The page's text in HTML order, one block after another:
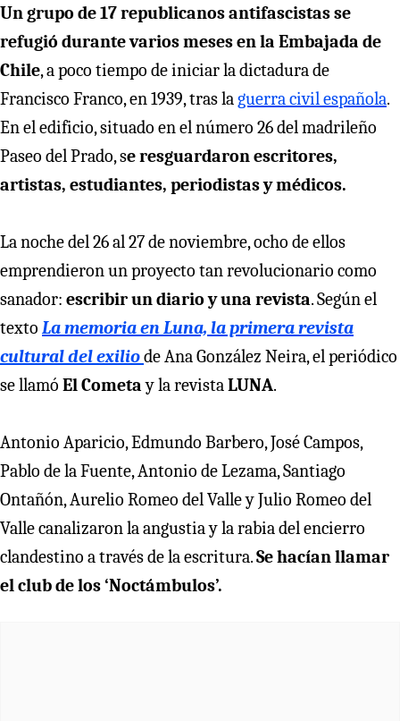
Un grupo de 17 republicanos antifascistas se
refugió durante varios meses en la Embajada de
Chile, a poco tiempo de iniciar la dictadura de
Francisco Franco, en 1939, tras laguerra civil española.
En el edificio, situado en el número 26 del madrileño
Paseo del Prado, se resguardaron escritores,
artistas, estudiantes, periodistas y médicos.
La noche del 26 al 27 de noviembre, ocho de ellos
emprendieron un proyecto tan revolucionario como
sanador: escribir un diario y una revista. Según el
texto La memoria en Luna, la primera revista
cultural del exiliode Ana González Neira, el periódico
se llamó El Cometay la revistaLUNA.
Antonio Aparicio, Edmundo Barbero, José Campos,
Pablo de la Fuente, Antonio de Lezama, Santiago
Ontañón, Aurelio Romeo del Valle y Julio Romeo del
Valle canalizaron la angustia y la rabia del encierro
clandestino a través de la escritura.Se hacían llamar
el club de los ‘Noctámbulos’.